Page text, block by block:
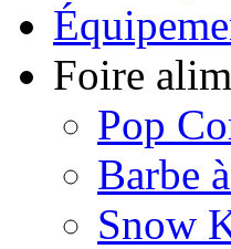
Foire
Pop
Barbe
Snow